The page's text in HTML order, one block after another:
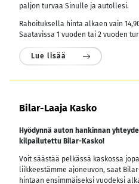
paljon turvaa Sinulle ja autollesi.
Rahoituksella hinta alkaen vain
Saatavissa 1 vuoden tai 2 vuoden
Lue lisää
Bilar-Laaja Kasko
Hyödynnä auton hankinnan
kilpailutettu Bilar-Kasko!
Voit säästää pelkässä kaskossa
liikkeestämme ajoneuvon, saat
hintaan ensimmäiseksi vuodeksi